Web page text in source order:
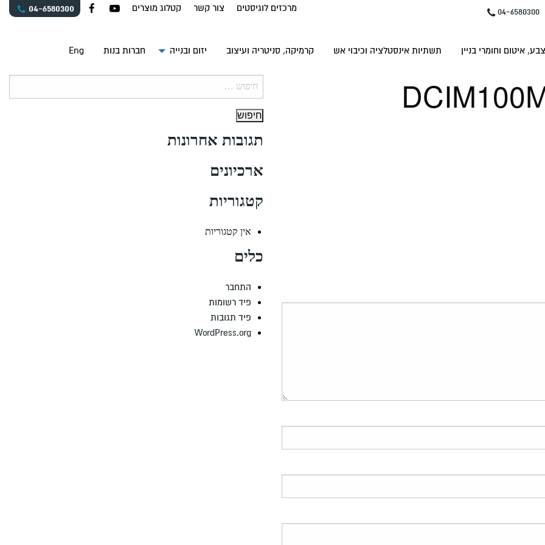
מרכזים לוגיסטים צור קשר קטלוג מוצרים 04-6580300 04-6580300
צבע, איטום וחומרי בניין תשתיות אינסטלציה וכיבוי אש קרמיקה, סניטריה ועיצוב יזום ובנייה חברות בנות Eng
תגובות אחרונות
ארכיונים
קטגוריות
אין קטגוריות
כלים
התחבר
פיד רשומות
פיד תגובות
WordPress.org